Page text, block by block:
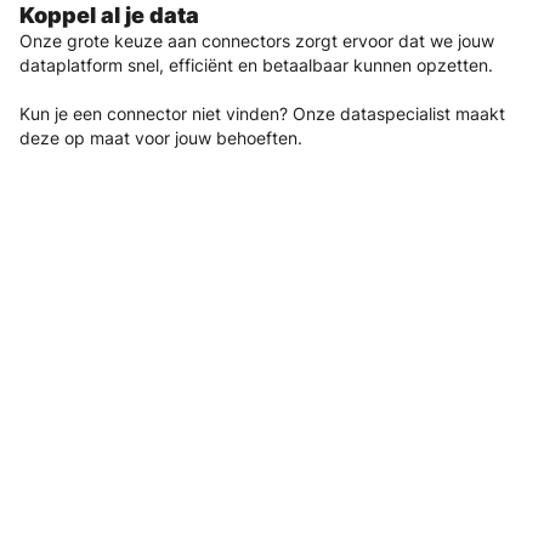
Koppel al je data
Onze grote keuze aan connectors zorgt ervoor dat we jouw
dataplatform snel, efficiënt en betaalbaar kunnen opzetten.
Kun je een connector niet vinden? Onze dataspecialist maakt
deze op maat voor jouw behoeften.